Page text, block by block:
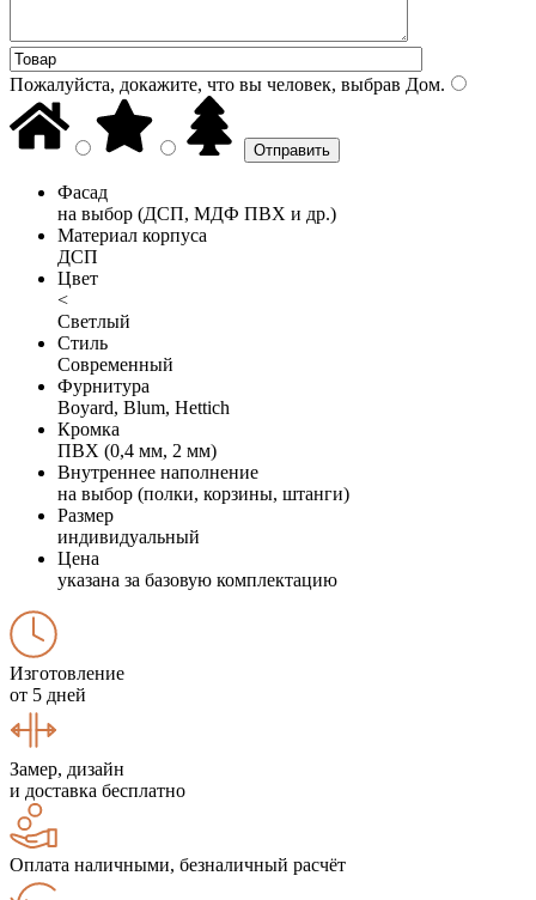
Пожалуйста, докажите, что вы человек, выбрав Дом.
Фасад
на выбор (ДСП, МДФ ПВХ и др.)
Материал корпуса
ДСП
Цвет
<
Светлый
Стиль
Современный
Фурнитура
Boyard, Blum, Hettich
Кромка
ПВХ (0,4 мм, 2 мм)
Внутреннее наполнение
на выбор (полки, корзины, штанги)
Размер
индивидуальный
Цена
указана за базовую комплектацию
Изготовление
от 5 дней
Замер, дизайн
и доставка бесплатно
Оплата наличными, безналичный расчёт